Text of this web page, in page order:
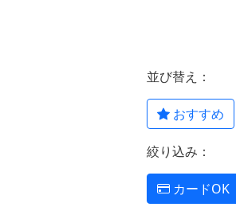
並び替え：
おすすめ
絞り込み：
カードOK